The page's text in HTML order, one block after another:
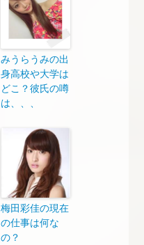
みうらうみの出
身高校や大学は
どこ？彼氏の噂
は、、、
梅田彩佳の現在
の仕事は何な
の？